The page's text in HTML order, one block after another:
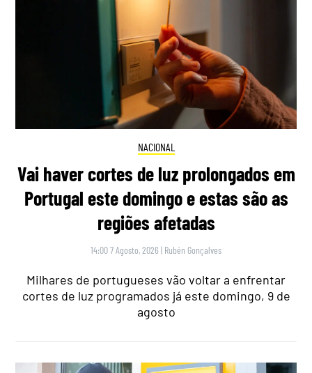
NACIONAL
Vai haver cortes de luz prolongados em
Portugal este domingo e estas são as
regiões afetadas
14:00 7 Agosto, 2026 | Rubén Gonçalves
Milhares de portugueses vão voltar a enfrentar
cortes de luz programados já este domingo, 9 de
agosto